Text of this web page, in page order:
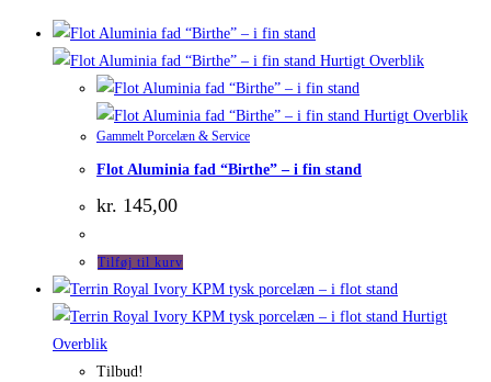
Hurtigt Overblik
Hurtigt Overblik
Gammelt Porcelæn & Service
Flot Aluminia fad “Birthe” – i fin stand
kr. 145,00
Tilføj til kurv
Hurtigt
Overblik
Tilbud!